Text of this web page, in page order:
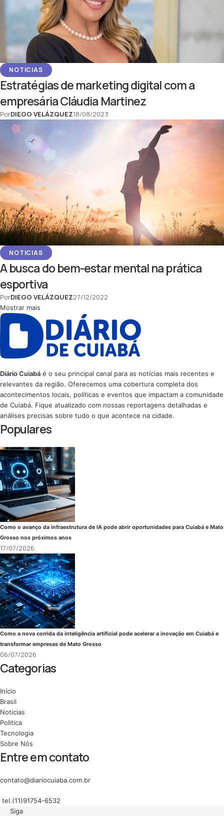
NOTICIAS
Estratégias de marketing digital com a
empresária Cláudia Martinez
PorDIEGO VELÁZQUEZ18/08/2023
NOTICIAS
A busca do bem-estar mental na prática
esportiva
PorDIEGO VELÁZQUEZ27/12/2022
Mostrar mais
Diário Cuiabá é o seu principal canal para as notícias mais recentes e
relevantes da região. Oferecemos uma cobertura completa dos
acontecimentos locais, políticas e eventos que impactam a comunidade
de Cuiabá. Fique atualizado com nossas reportagens detalhadas e
análises precisas sobre tudo o que acontece na cidade.
Populares
Como o avanço da infraestrutura de IA pode abrir oportunidades para Cuiabá e Mato
Grosso nos próximos anos
17/07/2026
Como a nova corrida da inteligência artificial pode acelerar a inovação em Cuiabá e
transformar empresas de Mato Grosso
06/07/2026
Categorias
Início
Brasil
Noticias
Politica
Tecnologia
Sobre Nós
Entre em contato
contato@diariocuiaba.com.br
tel.(11)91754-6532
Siga